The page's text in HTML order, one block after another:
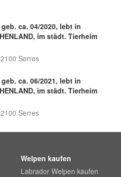
ca. 04/2020, lebt in
im städt. Tierheim
Serres
ca. 06/2021, lebt in
im städt. Tierheim
Serres
Welpen kaufen
Labrador Welpen kaufen